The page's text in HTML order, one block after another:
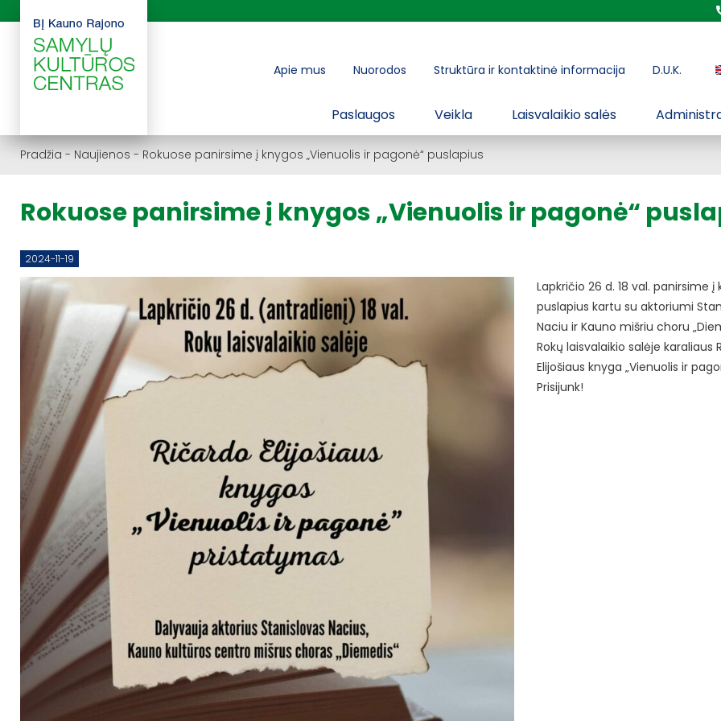
Apie mus Nuorodos Struktūra ir kontaktinė informacija D.U.K.
Paslaugos Veikla Laisvalaikio salės
Pradžia - Naujienos - Rokuose panirsime į knygos „Vienuolis ir pagonė“ puslapius
Rokuose panirsime į knygos „Vienuolis ir pagonė“
2024-11-19
Lapkričio 26 d. 18 val. panirsime į
puslapius kartu su aktoriumi
Naciu ir Kauno mišriu choru
Rokų laisvalaikio salėje karaliaus
Elijošiaus knyga „Vienuolis ir
Prisijunk!